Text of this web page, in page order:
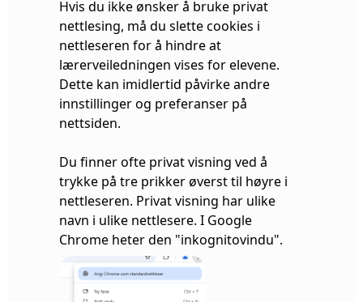
Hvis du ikke ønsker å bruke privat
nettlesing, må du slette cookies i
nettleseren for å hindre at
lærerveiledningen vises for elevene.
Dette kan imidlertid påvirke andre
innstillinger og preferanser på
nettsiden.
Du finner ofte privat visning ved å
trykke på tre prikker øverst til høyre i
nettleseren. Privat visning har ulike
navn i ulike nettlesere. I Google
Chrome heter den "inkognitovindu".